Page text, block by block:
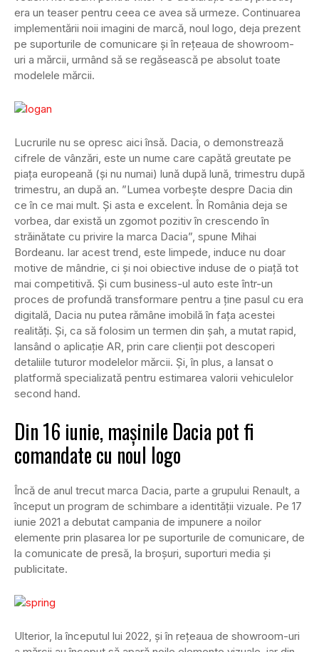
era un teaser pentru ceea ce avea să urmeze. Continuarea
implementării noii imagini de marcă, noul logo, deja prezent
pe suporturile de comunicare și în reţeaua de showroom-
uri a mărcii, urmând să se regăsească pe absolut toate
modelele mărcii.
Lucrurile nu se opresc aici însă. Dacia, o demonstrează
cifrele de vânzări, este un nume care capătă greutate pe
piața europeană (și nu numai) lună după lună, trimestru după
trimestru, an după an. ”Lumea vorbește despre Dacia din
ce în ce mai mult. Și asta e excelent. În România deja se
vorbea, dar există un zgomot pozitiv în crescendo în
străinătate cu privire la marca Dacia”, spune Mihai
Bordeanu. Iar acest trend, este limpede, induce nu doar
motive de mândrie, ci și noi obiective induse de o piață tot
mai competitivă. Și cum business-ul auto este într-un
proces de profundă transformare pentru a ține pasul cu era
digitală, Dacia nu putea rămâne imobilă în fața acestei
realități. Și, ca să folosim un termen din șah, a mutat rapid,
lansând o aplicație AR, prin care clienții pot descoperi
detaliile tuturor modelelor mărcii. Și, în plus, a lansat o
platformă specializată pentru estimarea valorii vehiculelor
second hand.
Din 16 iunie, mașinile Dacia pot fi
comandate cu noul logo
Încă de anul trecut marca Dacia, parte a grupului Renault, a
început un program de schimbare a identității vizuale. Pe 17
iunie 2021 a debutat campania de impunere a noilor
elemente prin plasarea lor pe suporturile de comunicare, de
la comunicate de presă, la broșuri, suporturi media și
publicitate.
Ulterior, la începutul lui 2022, și în reţeaua de showroom-uri